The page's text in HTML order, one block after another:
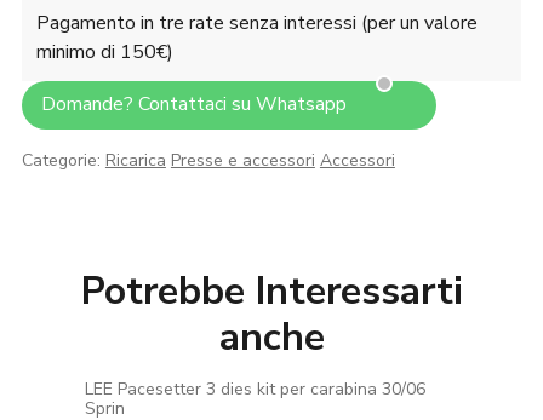
Pagamento in tre rate senza interessi (per un valore
minimo di 150€)
Domande? Contattaci su Whatsapp
Categorie: Ricarica Presse e accessori Accessori
Potrebbe Interessarti
anche